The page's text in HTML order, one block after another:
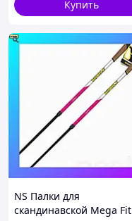
Купить
NS Палки для
скандинавской Mega Fit